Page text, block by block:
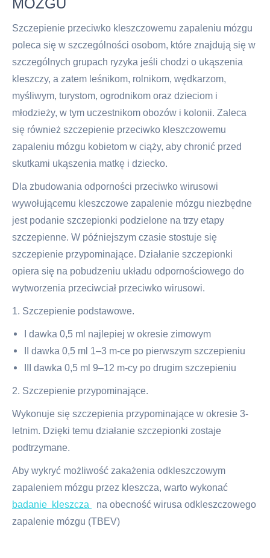
MÓZGU
Szczepienie przeciwko kleszczowemu zapaleniu mózgu
poleca się w szczególności osobom, które znajdują się w
szczególnych grupach ryzyka jeśli chodzi o ukąszenia
kleszczy, a zatem leśnikom, rolnikom, wędkarzom,
myśliwym, turystom, ogrodnikom oraz dzieciom i
młodzieży, w tym uczestnikom obozów i kolonii. Zaleca
się również szczepienie przeciwko kleszczowemu
zapaleniu mózgu kobietom w ciąży, aby chronić przed
skutkami ukąszenia matkę i dziecko.
Dla zbudowania odporności przeciwko wirusowi
wywołującemu kleszczowe zapalenie mózgu niezbędne
jest podanie szczepionki podzielone na trzy etapy
szczepienne. W późniejszym czasie stostuje się
szczepienie przypominające. Działanie szczepionki
opiera się na pobudzeniu układu odpornościowego do
wytworzenia przeciwciał przeciwko wirusowi.
1. Szczepienie podstawowe.
I dawka 0,5 ml najlepiej w okresie zimowym
II dawka 0,5 ml 1–3 m-ce po pierwszym szczepieniu
III dawka 0,5 ml 9–12 m-cy po drugim szczepieniu
2. Szczepienie przypominające.
Wykonuje się szczepienia przypominające w okresie 3-
letnim. Dzięki temu działanie szczepionki zostaje
podtrzymane.
Aby wykryć możliwość zakażenia odkleszczowym
zapaleniem mózgu przez kleszcza, warto wykonać
badanie kleszcza
na obecność wirusa odkleszczowego
zapalenie mózgu (TBEV)